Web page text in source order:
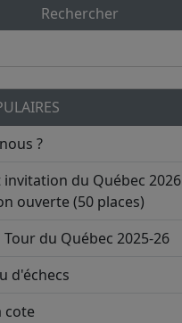
Rechercher
?
du Québec 2026
ouverte (50 places)
du Québec 2025-26
d'échecs
cote